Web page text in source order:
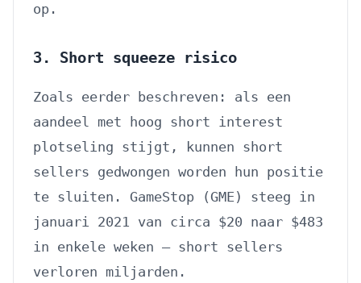
op.
3. Short squeeze risico
Zoals eerder beschreven: als een
aandeel met hoog short interest
plotseling stijgt, kunnen short
sellers gedwongen worden hun positie
te sluiten. GameStop (GME) steeg in
januari 2021 van circa $20 naar $483
in enkele weken — short sellers
verloren miljarden.